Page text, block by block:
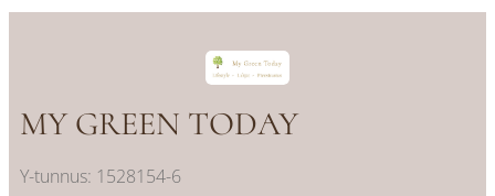
MY GREEN TODAY
Y-tunnus: 1528154-6